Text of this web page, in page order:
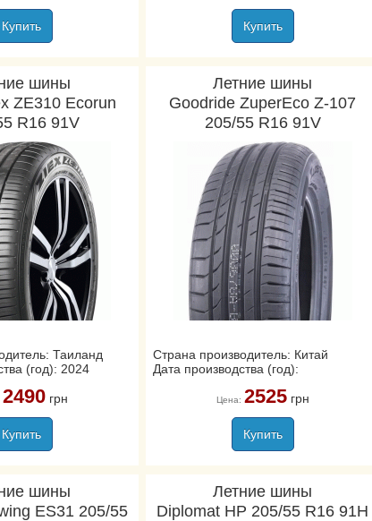
Купить Купить
шины
ZE310 Ecorun
R16 91V
Таиланд
(год): 2024
2490грн
Купить
Летние шины
Goodride ZuperEco Z-107
205/55 R16 91V
Страна производитель: Китай
Дата производства (год):
Цена: 2525грн
Купить
шины
ES31 205/55
Летние шины
Diplomat HP 205/55 R16 91H